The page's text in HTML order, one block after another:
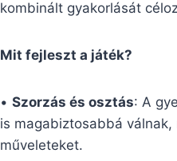
kombinált gyakorlását
Mit fejleszt a játék?
• Szorzás és osztás: A
is magabiztosabbá
műveleteket.